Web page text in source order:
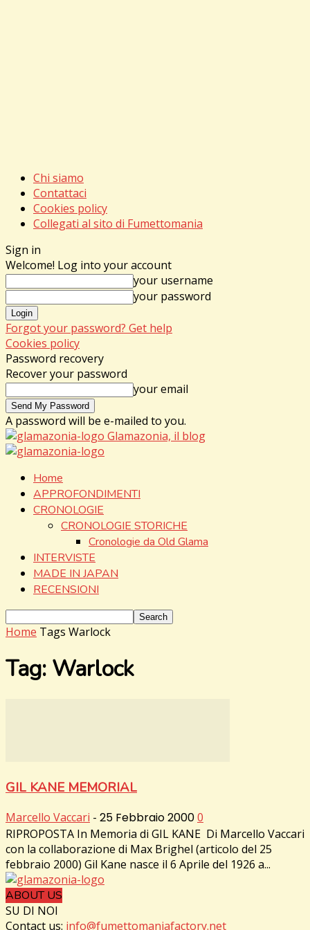
Chi siamo
Contattaci
Cookies policy
Collegati al sito di Fumettomania
Sign in
Welcome! Log into your account
your username
your password
Forgot your password? Get help
Cookies policy
Password recovery
Recover your password
your email
A password will be e-mailed to you.
Glamazonia, il blog
Home
APPROFONDIMENTI
CRONOLOGIE
CRONOLOGIE STORICHE
Cronologie da Old Glama
INTERVISTE
MADE IN JAPAN
RECENSIONI
Home Tags Warlock
Tag: Warlock
GIL KANE MEMORIAL
Marcello Vaccari - 25 Febbraio 20000
RIPROPOSTA In Memoria di GIL KANE Di Marcello Vaccari
con la collaborazione di Max Brighel (articolo del 25
febbraio 2000) Gil Kane nasce il 6 Aprile del 1926 a...
ABOUT US
SU DI NOI
Contact us: info@fumettomaniafactory.net